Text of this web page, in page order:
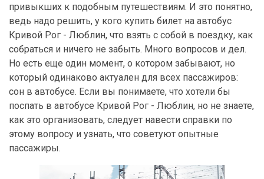
привыкших к подобным путешествиям. И это понятно,
ведь надо решить, у кого купить билет на автобус
Кривой Рог - Люблин, что взять с собой в поездку, как
собраться и ничего не забыть. Много вопросов и дел.
Но есть еще один момент, о котором забывают, но
который одинаково актуален для всех пассажиров:
сон в автобусе. Если вы понимаете, что хотели бы
поспать в автобусе Кривой Рог - Люблин, но не знаете,
как это организовать, следует навести справки по
этому вопросу и узнать, что советуют опытные
пассажиры.